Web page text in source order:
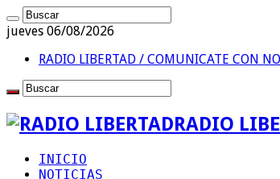
jueves 06/08/2026
RADIO LIBERTAD / COMUNICATE CON
RADIO
INICIO
NOTICIAS